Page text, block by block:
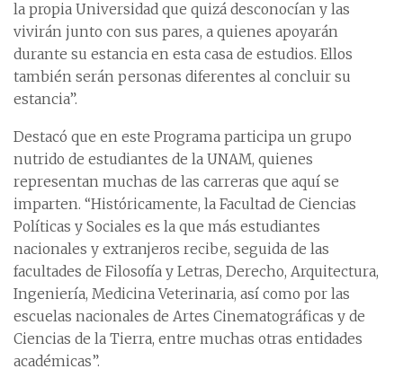
la propia Universidad que quizá desconocían y las
vivirán junto con sus pares, a quienes apoyarán
durante su estancia en esta casa de estudios. Ellos
también serán personas diferentes al concluir su
estancia”.
Destacó que en este Programa participa un grupo
nutrido de estudiantes de la UNAM, quienes
representan muchas de las carreras que aquí se
imparten. “Históricamente, la Facultad de Ciencias
Políticas y Sociales es la que más estudiantes
nacionales y extranjeros recibe, seguida de las
facultades de Filosofía y Letras, Derecho, Arquitectura,
Ingeniería, Medicina Veterinaria, así como por las
escuelas nacionales de Artes Cinematográficas y de
Ciencias de la Tierra, entre muchas otras entidades
académicas”.